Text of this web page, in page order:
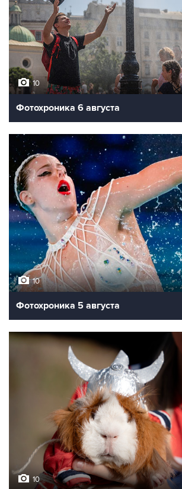
10
Фотохроника 6 августа
10
Фотохроника 5 августа
10